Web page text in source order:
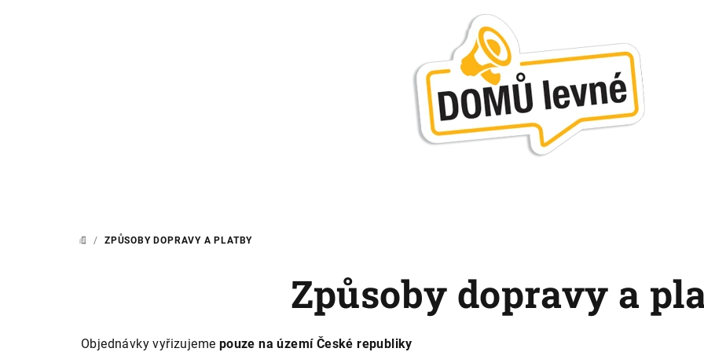
DOMŮ
/ ZPŮSOBY DOPRAVY A PLATBY
Způsoby dopravy a
Objednávky vyřizujeme pouze na území České republiky